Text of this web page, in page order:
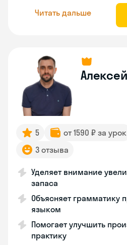
Читать дальше
Алексей
5 от 1590 ₽ за урок
3 отзыва
Уделяет внимание
запаса
Объясняет грамматику
языком
Помогает улучшить
практику